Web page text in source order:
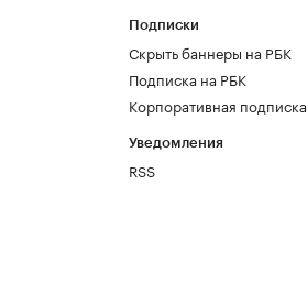
Подписки
Скрыть баннеры на РБК
Подписка на РБК
Корпоративная подписка
Уведомления
RSS